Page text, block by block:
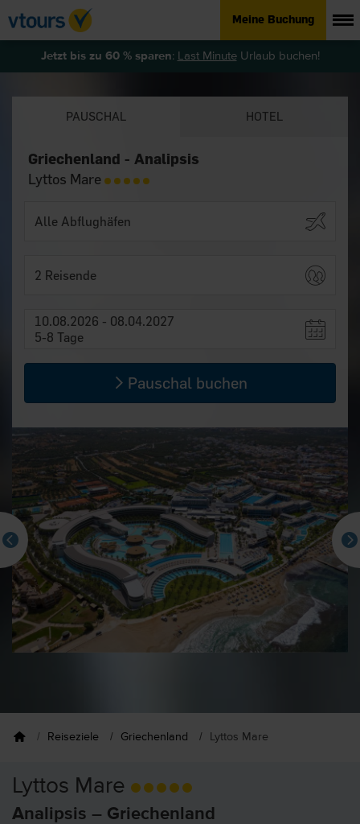
Meine Buchung
Jetzt bis zu 60 % sparen: Last MinuteUrlaub buchen!
PAUSCHAL HOTEL
Griechenland - Analipsis
Lyttos Mare
2 Reisende
10.08.2026 - 08.04.2027
5-8 Tage
Pauschal buchen
Reiseziele Griechenland Lyttos Mare
Lyttos Mare
Analipsis – Griechenland